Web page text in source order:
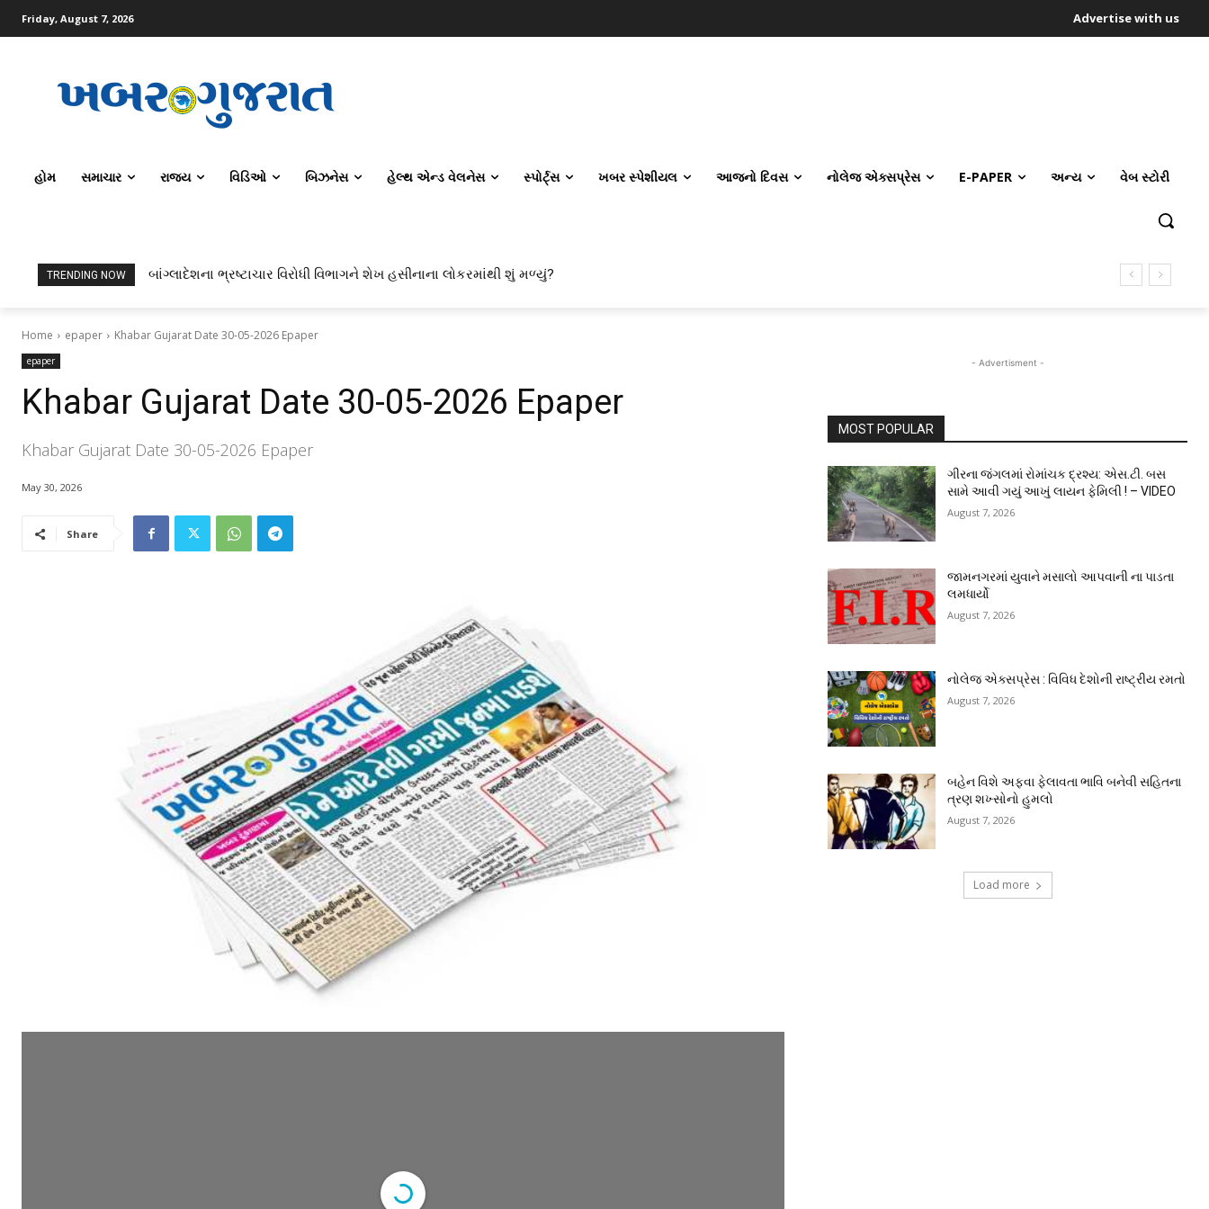
Friday, August 7, 2026 Advertise with us
હોમ સમાચાર રાજ્ય વિડિઓ બિઝનેસ હેલ્થ એન્ડ વેલનેસ સ્પોર્ટ્સ ખબર સ્પેશીયલ આજનો દિવસ નોલેજ એક્સપ્રેસ E-PAPER અન્ય વેબ સ્ટોરી
TRENDING NOW બાંગ્લાદેશના ભ્રષ્ટાચાર વિરોધી વિભાગને શેખ હસીનાના લોકરમાંથી શું મળ્યું?
Home epaper Khabar Gujarat Date 30-05-2026 Epaper
epaper
Khabar Gujarat Date 30-05-2026 Epaper
Khabar Gujarat Date 30-05-2026 Epaper
May 30, 2026
Share
- Advertisment -
MOST POPULAR
ગીરના જંગલમાં રોમાંચક દ્રશ્ય: એસ.ટી. બસ
સામે આવી ગયું આખું લાયન ફેમિલી ! – VIDEO
August 7, 2026
જામનગરમાં યુવાને મસાલો આપવાની ના પાડતા
લમધાર્યો
August 7, 2026
નોલેજ એક્સપ્રેસ : વિવિધ દેશોની રાષ્ટ્રીય રમતો
August 7, 2026
બહેન વિશે અફવા ફેલાવતા ભાવિ બનેવી સહિતના
ત્રણ શખ્સોનો હુમલો
August 7, 2026
Load more